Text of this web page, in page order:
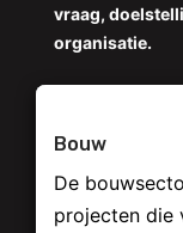
vraag,
organisatie.
Bouw
De
projecten die